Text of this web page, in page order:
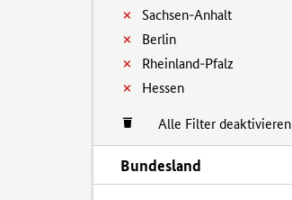
Sachsen-Anhalt
Berlin
Rheinland-Pfalz
Hessen
Alle Filter deaktivieren
Bundesland